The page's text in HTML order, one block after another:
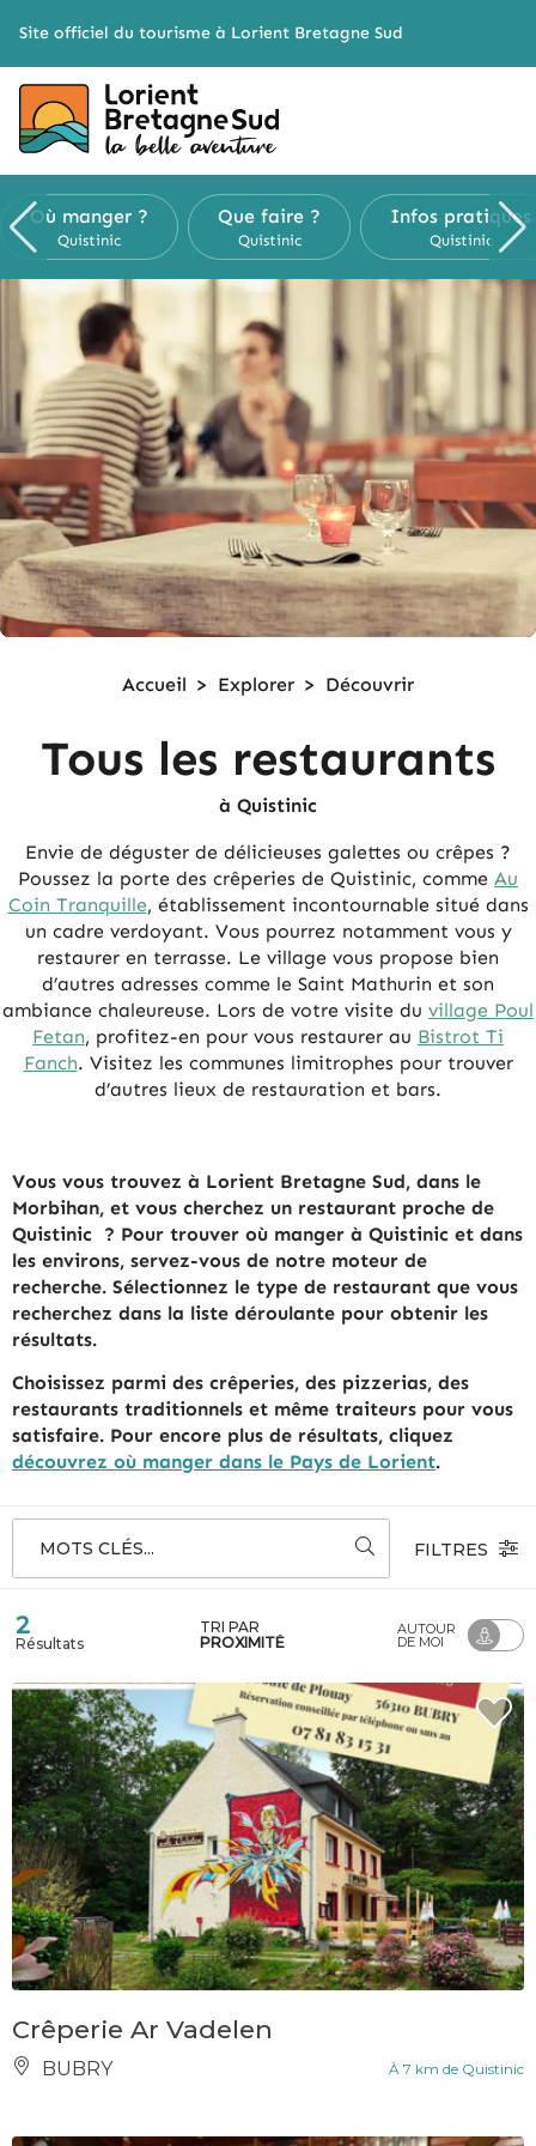
Site officiel du tourisme à Lorient Bretagne Sud
Où manger ?
Quistinic
Que faire ?
Quistinic
Infos pratiques
Quistinic
Accueil > Explorer > Découvrir
Tous les restaurants
à Quistinic
Envie de déguster de délicieuses galettes ou crêpes ?
Poussez la porte des crêperies de Quistinic, comme Au
Coin Tranquille, établissement incontournable situé dans
un cadre verdoyant. Vous pourrez notamment vous y
restaurer en terrasse. Le village vous propose bien
d’autres adresses comme le Saint Mathurin et son
ambiance chaleureuse. Lors de votre visite du village Poul
Fetan, profitez-en pour vous restaurer au Bistrot Ti
Fanch. Visitez les communes limitrophes pour trouver
d’autres lieux de restauration et bars.
Vous vous trouvez à Lorient Bretagne Sud, dans le
Morbihan, et vous cherchez un restaurant proche de
Quistinic ? Pour trouver où manger à Quistinic et dans
les environs, servez-vous de notre moteur de
recherche. Sélectionnez le type de restaurant que vous
recherchez dans la liste déroulante pour obtenir les
résultats.
Choisissez parmi des crêperies, des pizzerias, des
restaurants traditionnels et même traiteurs pour vous
satisfaire. Pour encore plus de résultats, cliquez
découvrez où manger dans le Pays de Lorient.
MOTS CLÉS... FILTRES
2
Résultats
TRI PAR
PROXIMITÉ
AUTOUR
DE MOI
Crêperie Ar Vadelen
BUBRY À 7 km de Quistinic